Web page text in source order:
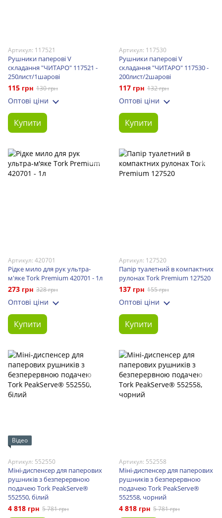
Артикул: 117521
Рушники паперові V
складання "ЧИТАРО" 117521 -
250лист/1шарові
115 грн 130 грн
Оптові ціни
Купити
Артикул: 117530
Рушники паперові V
складання "ЧИТАРО" 117530 -
200лист/2шарові
117 грн 132 грн
Оптові ціни
Купити
Артикул: 420701
Рідке мило для рук ультра-
м'яке Tork Premium 420701 - 1л
273 грн 328 грн
Оптові ціни
Купити
Артикул: 127520
Папір туалетний в компактних
рулонах Tork Premium 127520
137 грн 155 грн
Оптові ціни
Купити
Відео
Артикул: 552550
Міні-диспенсер для паперових
рушників з безперервною
подачею Tork PeakServe®
552550, білий
4 818 грн 5 781 грн
Артикул: 552558
Міні-диспенсер для паперових
рушників з безперервною
подачею Tork PeakServe®
552558, чорний
4 818 грн 5 781 грн